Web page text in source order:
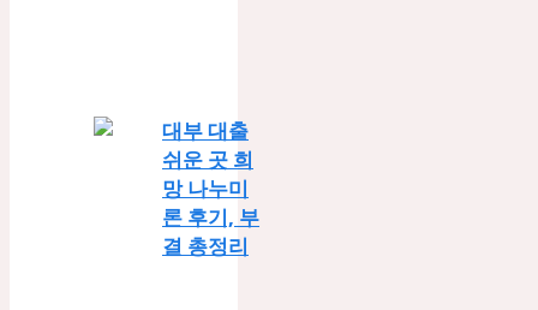
대부 대출
쉬운 곳 희
망 나누미
론 후기, 부
결 총정리